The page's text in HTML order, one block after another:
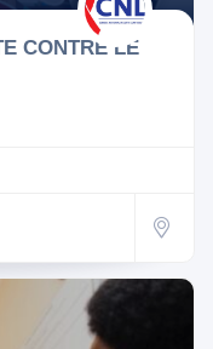
CONTRE LE